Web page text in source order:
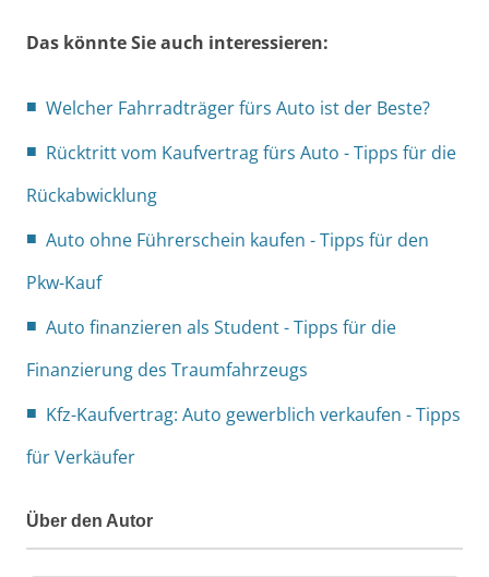
Das könnte Sie auch interessieren:
Welcher Fahrradträger fürs Auto ist der Beste?
Rücktritt vom Kaufvertrag fürs Auto - Tipps für die
Rückabwicklung
Auto ohne Führerschein kaufen - Tipps für den
Pkw-Kauf
Auto finanzieren als Student - Tipps für die
Finanzierung des Traumfahrzeugs
Kfz-Kaufvertrag: Auto gewerblich verkaufen - Tipps
für Verkäufer
Über den Autor